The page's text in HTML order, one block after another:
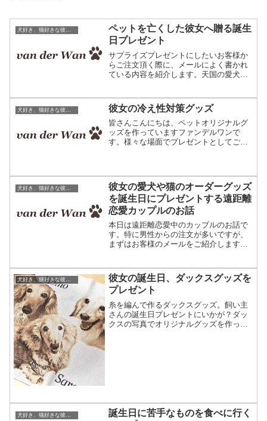
犬好き、猫好きな彼女の誕生日プレゼント
ペットを亡くした彼女へ贈る誕生
日プレゼント
サプライズプレゼントにしたいお客様か
らご注文頂く際に、メールによく書かれ
ている内容を紹介します。天国の愛犬か
うと思います。この写真の犬は彼女が飼
っていた犬ですが、半年前...
彼女の冷え性対策グッズ
皆さんこんにちは、ペットオリジナルグ
ッズを作っていますファンデルワンで
す。様々な場面でプレゼントとしてご利
ッズです。冷え性の彼女への誕...
彼女の愛犬や猫のオーダーグッズ
を誕生日にプレゼントする遠距離
恋愛カップルのお話
本日は遠距離恋愛中のカップルのお話で
す。特に男性からの注文が多いですが、
まずはお客様のメールをご紹介します。
メールAさまより『プレゼント喜んでも
らえました。いつもお互いの...
犬好き、猫好きな彼女の誕生日プレゼント
彼女の誕生日、ダックスグッズを
プレゼント
糸を編んで作るダックスグッズ。飼い主
さんの誕生日プレゼントにいかが？ダッ
クスの写真でオリジナルグッズを作って
誕生日に苦手なものを食べに行く